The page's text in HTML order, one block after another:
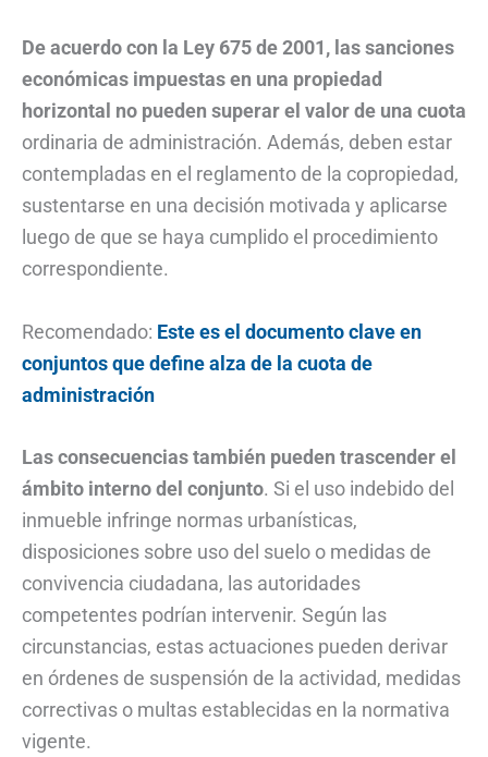
De acuerdo con la Ley 675 de 2001, las sanciones
económicas impuestas en una propiedad
horizontal no pueden superar el valor de una cuota
ordinaria de administración. Además, deben estar
contempladas en el reglamento de la copropiedad,
sustentarse en una decisión motivada y aplicarse
luego de que se haya cumplido el procedimiento
correspondiente.
Recomendado: Este es el documento clave en
conjuntos que define alza de la cuota de
administración
Las consecuencias también pueden trascender el
ámbito interno del conjunto. Si el uso indebido del
inmueble infringe normas urbanísticas,
disposiciones sobre uso del suelo o medidas de
convivencia ciudadana, las autoridades
competentes podrían intervenir. Según las
circunstancias, estas actuaciones pueden derivar
en órdenes de suspensión de la actividad, medidas
correctivas o multas establecidas en la normativa
vigente.